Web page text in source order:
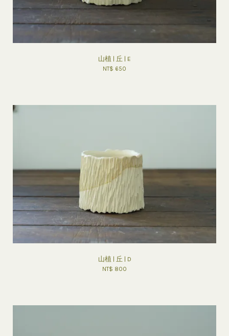
山植 | 丘 | E
NT$ 650
山植 | 丘 | D
NT$ 800